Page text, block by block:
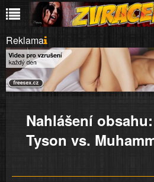
Reklama
Nahlášení
Tyson vs.